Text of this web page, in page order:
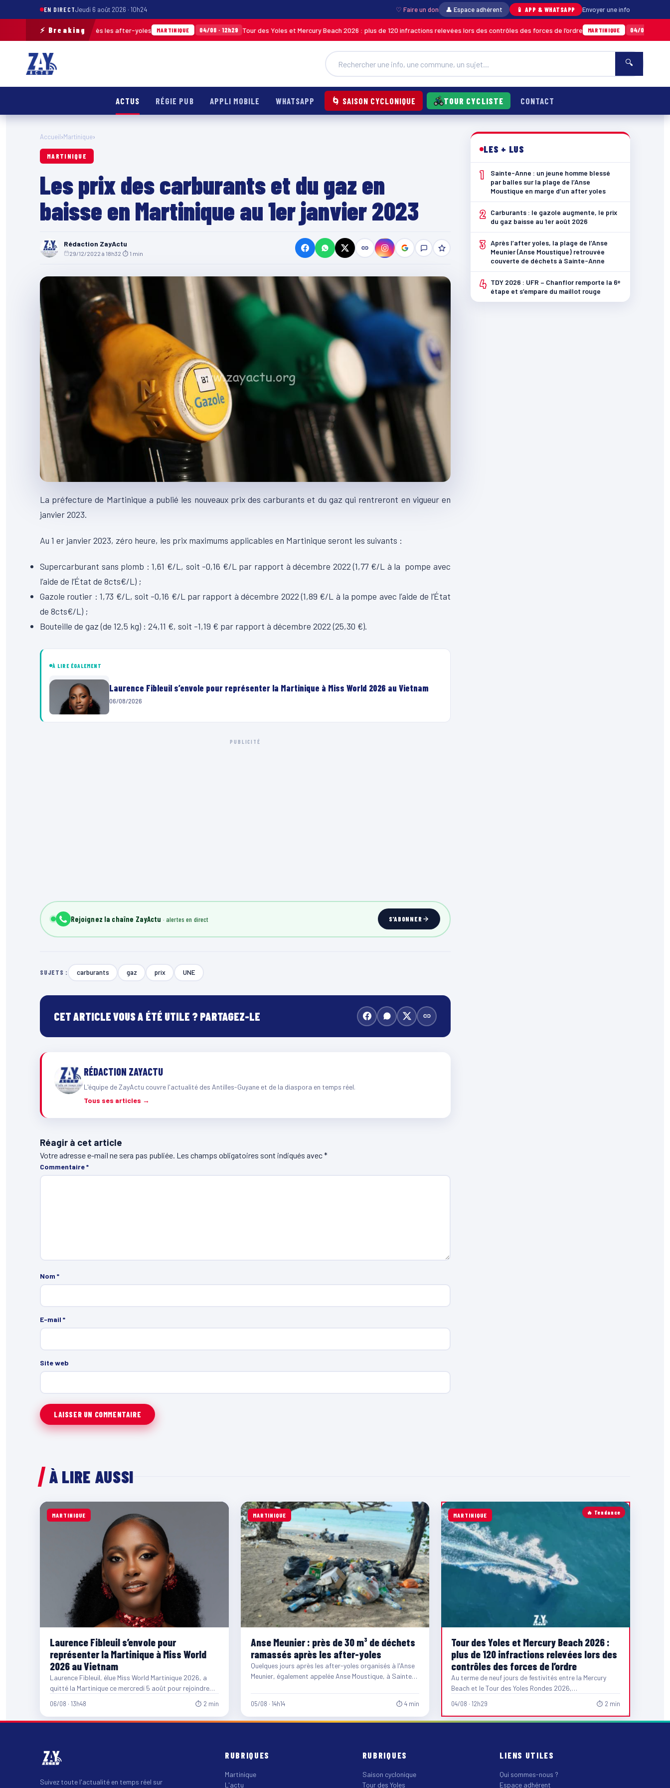
EN DIRECTJeudi 6 août 2026 · 10h24 ♡ Faire un don 👤 Espace adhérent 📱 APP & WHATSAPP Envoyer une info
⚡ Breaking
ramassés après les after-yoles MARTINIQUE 04/08 · 12h29 Tour des Yoles et Mercury Beach 2026 : plus de 120 infractions relevées lors des contrôles des forces de l’ordre MARTINIQUE 04/08 · 11h06 Un
🔍
ACTUS RÉGIE PUB APPLI MOBILE WHATSAPP 🌀 SAISON CYCLONIQUE TOUR CYCLISTE CONTACT
Accueil›Martinique›
MARTINIQUE
Les prix des carburants et du gaz en
baisse en Martinique au 1er janvier 2023
Rédaction ZayActu
29/12/2022 à 18h32 ⏱ 1 min
La préfecture de Martinique a publié les nouveaux prix des carburants et du gaz qui rentreront en vigueur en
janvier 2023.
Au 1 er janvier 2023, zéro heure, les prix maximums applicables en Martinique seront les suivants :
Supercarburant sans plomb : 1,61 €/L, soit -0,16 €/L par rapport à décembre 2022 (1,77 €/L à la pompe avec
l’aide de l’État de 8cts€/L) ;
Gazole routier : 1,73 €/L, soit -0,16 €/L par rapport à décembre 2022 (1,89 €/L à la pompe avec l’aide de l’État
de 8cts€/L) ;
Bouteille de gaz (de 12,5 kg) : 24,11 €, soit -1,19 € par rapport à décembre 2022 (25,30 €).
À LIRE ÉGALEMENT
Laurence Fibleuil s’envole pour représenter la Martinique à Miss World 2026 au Vietnam
06/08/2026
PUBLICITÉ
Rejoignez la chaîne ZayActu S'ABONNER
SUJETS : carburants gaz prix UNE
CET ARTICLE VOUS A ÉTÉ UTILE ? PARTAGEZ-LE
RÉDACTION ZAYACTU
L'équipe de ZayActu couvre l'actualité des Antilles-Guyane et de la diaspora en temps réel.
Tous ses articles →
Réagir à cet article
Votre adresse e-mail ne sera pas publiée. Les champs obligatoires sont indiqués avec*
Commentaire*
Nom *
E-mail *
Site web
LES + LUS
1
Sainte-Anne : un jeune homme blessé
par balles sur la plage de l’Anse
Moustique en marge d’un after yoles
2
Carburants : le gazole augmente, le prix
du gaz baisse au 1er août 2026
3 Après l’after yoles, la plage de l’Anse
Meunier (Anse Moustique) retrouvée
couverte de déchets à Sainte-Anne
4 TDY 2026 : UFR – Chanflor remporte la 6ᵉ
étape et s’empare du maillot rouge
À LIRE AUSSI
MARTINIQUE
Laurence Fibleuil s’envole pour
représenter la Martinique à Miss World
2026 au Vietnam
Laurence Fibleuil, élue Miss World Martinique 2026, a
quitté la Martinique ce mercredi 5 août pour rejoindre
06/08 · 13h48 ⏱ 2 min
MARTINIQUE
Anse Meunier : près de 30 m³ de déchets
ramassés après les after-yoles
Quelques jours après les after-yoles organisés à l'Anse
Meunier, également appelée Anse Moustique, à Sainte-
05/08 · 14h14 ⏱ 4 min
🔥 Tendance
MARTINIQUE
Tour des Yoles et Mercury Beach 2026 :
plus de 120 infractions relevées lors des
contrôles des forces de l’ordre
Au terme de neuf jours de festivités entre la Mercury
Beach et le Tour des Yoles Rondes 2026,…
04/08 · 12h29 ⏱ 2 min
Suivez toute l'actualité en temps réel sur
RUBRIQUES
Martinique
L'actu
RUBRIQUES
Saison cyclonique
Tour des Yoles
LIENS UTILES
Qui sommes-nous ?
Espace adhérent